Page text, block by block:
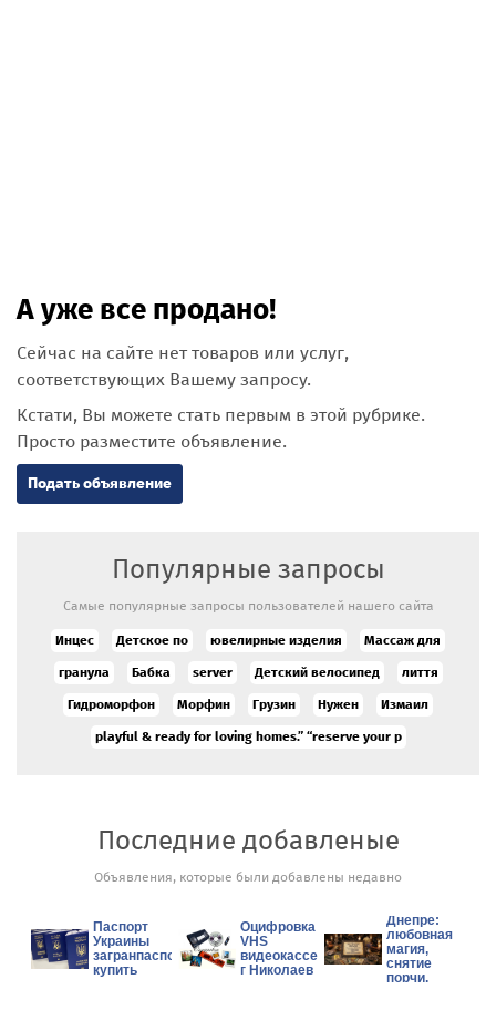
А уже все продано!
Сейчас на сайте нет товаров или услуг,
соответствующих Вашему запросу.
Кстати, Вы можете стать первым в этой рубрике.
Просто разместите объявление.
Подать объявление
Популярные запросы
Самые популярные запросы пользователей нашего сайта
Инцес Детское по ювелирные изделия Массаж для
гранула Бабка server Детский велосипед лиття
Гидроморфон Морфин Грузин Нужен Измаил
playful & ready for loving homes.” “reserve your p
Последние добавленые
Объявления, которые были добавлены недавно
Паспорт
Украины
загранпаспорт
купить
Оцифровка
VHS
видеокассет
г Николаев
Сильный
Днепре:
любовная
магия,
снятие
порчи,